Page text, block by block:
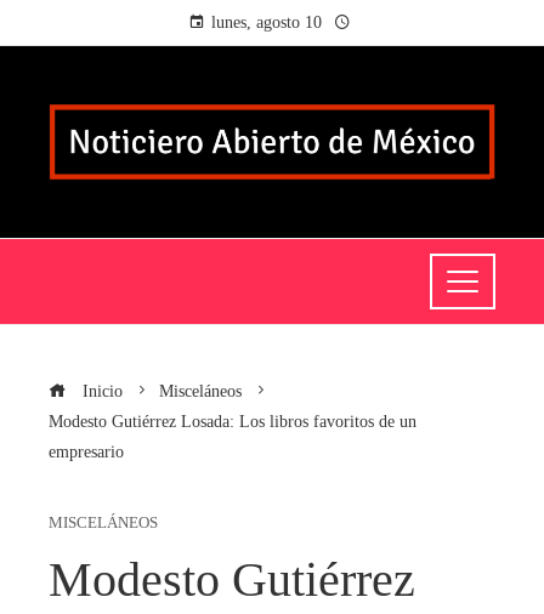
lunes, agosto 10
Inicio
Misceláneos
Modesto Gutiérrez Losada: Los libros favoritos de un
empresario
MISCELÁNEOS
Modesto Gutiérrez